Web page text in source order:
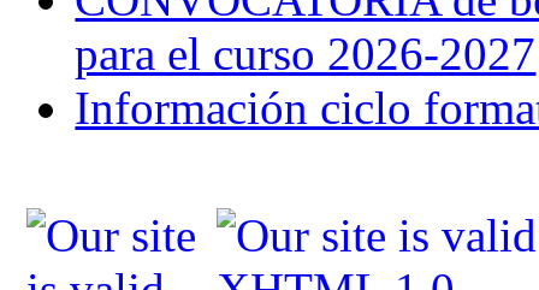
para el curso 2026-2027
Información ciclo